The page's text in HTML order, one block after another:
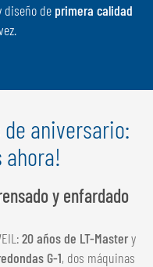
diseño de primera calidad
aniversario:
ahora!
y enfardado
20 años de LT-Mastery
G-1, dos máquinas